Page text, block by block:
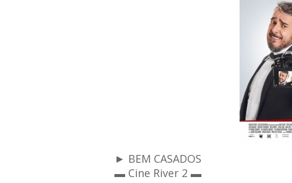
► BEM CASADOS
▬ Cine River 2 ▬